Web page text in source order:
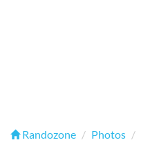
Randozone Photos